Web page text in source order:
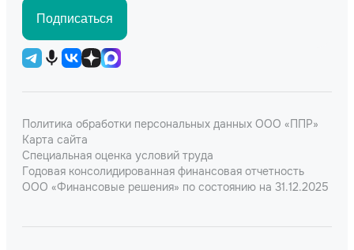
Подписаться
Политика обработки персональных данных ООО «ППР»
Карта сайта
Специальная оценка условий труда
Годовая консолидированная финансовая отчетность
ООО «Финансовые решения» по состоянию на 31.12.2025